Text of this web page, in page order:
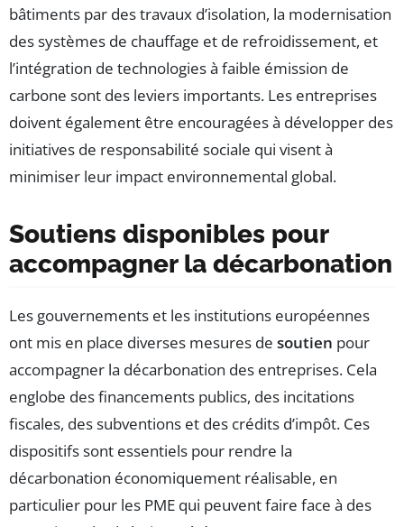
bâtiments par des travaux d’isolation, la modernisation
des systèmes de chauffage et de refroidissement, et
l’intégration de technologies à faible émission de
carbone sont des leviers importants. Les entreprises
doivent également être encouragées à développer des
initiatives de responsabilité sociale qui visent à
minimiser leur impact environnemental global.
Soutiens disponibles pour
accompagner la décarbonation
Les gouvernements et les institutions européennes
ont mis en place diverses mesures de soutien pour
accompagner la décarbonation des entreprises. Cela
englobe des financements publics, des incitations
fiscales, des subventions et des crédits d’impôt. Ces
dispositifs sont essentiels pour rendre la
décarbonation économiquement réalisable, en
particulier pour les PME qui peuvent faire face à des